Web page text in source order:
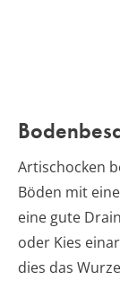
Artischocken
Böden mit
eine gute
oder Kies
dies das